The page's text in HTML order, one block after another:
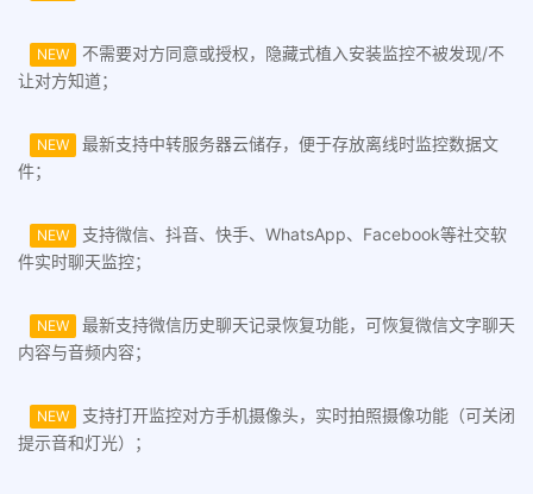
NEW
不需要对方同意或授权，隐藏式植入安装监控不被发现/不
让对方知道；
NEW
最新支持中转服务器云储存，便于存放离线时监控数据文
件；
NEW
支持微信、抖音、快手、WhatsApp、Facebook等社交软
件实时聊天监控；
NEW
最新支持微信历史聊天记录恢复功能，可恢复微信文字聊天
内容与音频内容；
NEW
支持打开监控对方手机摄像头，实时拍照摄像功能（可关闭
提示音和灯光）；